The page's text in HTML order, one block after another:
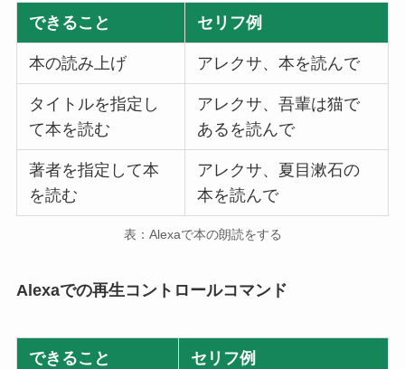
できること セリフ例
本の読み上げ アレクサ、本を読んで
タイトルを指定し
て本を読む
アレクサ、吾輩は猫で
あるを読んで
著者を指定して本
を読む
アレクサ、夏目漱石の
本を読んで
表：Alexaで本の朗読をする
Alexaでの再生コントロールコマンド
できること セリフ例